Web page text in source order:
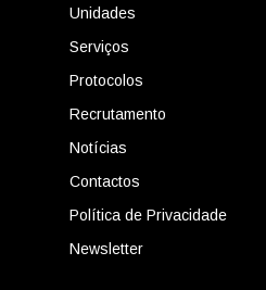
Unidades
Serviços
Protocolos
Recrutamento
Notícias
Contactos
Política de Privacidade
Newsletter